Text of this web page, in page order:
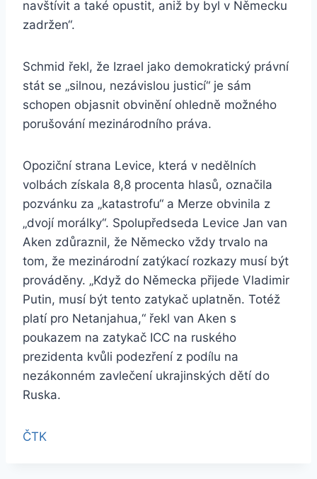
navštívit a také opustit, aniž by byl v Německu
zadržen“.
Schmid řekl, že Izrael jako demokratický právní
stát se „silnou, nezávislou justicí“ je sám
schopen objasnit obvinění ohledně možného
porušování mezinárodního práva.
Opoziční strana Levice, která v nedělních
volbách získala 8,8 procenta hlasů, označila
pozvánku za „katastrofu“ a Merze obvinila z
„dvojí morálky“. Spolupředseda Levice Jan van
Aken zdůraznil, že Německo vždy trvalo na
tom, že mezinárodní zatýkací rozkazy musí být
prováděny. „Když do Německa přijede Vladimir
Putin, musí být tento zatykač uplatněn. Totéž
platí pro Netanjahua,“ řekl van Aken s
poukazem na zatykač ICC na ruského
prezidenta kvůli podezření z podílu na
nezákonném zavlečení ukrajinských dětí do
Ruska.
ČTK